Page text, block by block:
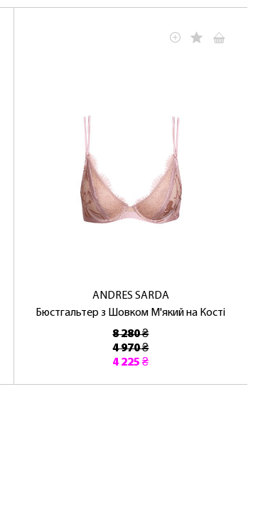
ANDRES SARDA
Бюстгальтер з Шовком М'який на Кості
8 280 ₴
4 970 ₴
4 225 ₴